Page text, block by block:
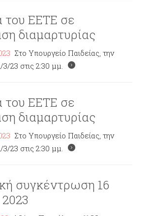
του ΕΕΤΕ σε
διαμαρτυρίας
Στο Υπουργείο Παιδείας, την
23 στις 2:30 μμ.
του ΕΕΤΕ σε
διαμαρτυρίας
Στο Υπουργείο Παιδείας, την
23 στις 2:30 μμ.
συγκέντρωση 16